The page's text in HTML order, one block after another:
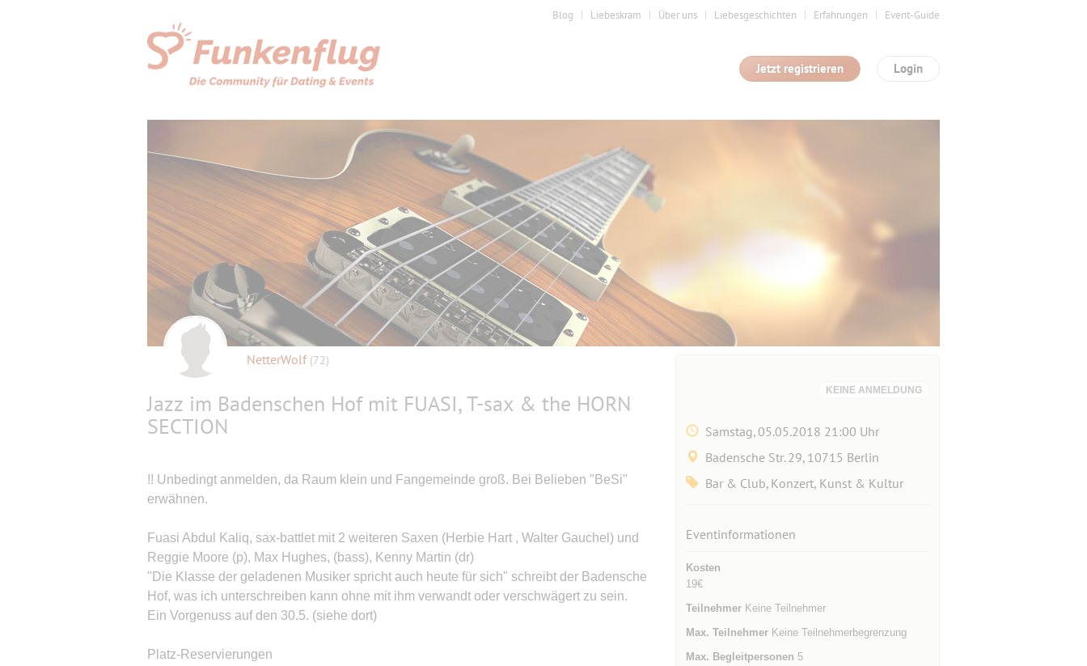
Blog Liebeskram Über uns Liebesgeschichten Erfahrungen Event-Guide
Login
Jetzt registrieren
NetterWolf (72)
Jazz im Badenschen Hof mit FUASI, T-sax & the HORN
SECTION
!! Unbedingt anmelden, da Raum klein und Fangemeinde groß. Bei Belieben "BeSi"
erwähnen.
Fuasi Abdul Kaliq, sax-battlet mit 2 weiteren Saxen (Herbie Hart , Walter Gauchel) und
Reggie Moore (p), Max Hughes, (bass), Kenny Martin (dr)
"Die Klasse der geladenen Musiker spricht auch heute für sich" schreibt der Badensche
Hof, was ich unterschreiben kann ohne mit ihm verwandt oder verschwägert zu sein.
Ein Vorgenuss auf den 30.5. (siehe dort)
Platz-Reservierungen
KEINE ANMELDUNG
Samstag, 05.05.2018 21:00 Uhr
Badensche Str. 29, 10715 Berlin
Bar & Club, Konzert, Kunst & Kultur
Eventinformationen
Kosten
19€
TeilnehmerKeine Teilnehmer
Max. TeilnehmerKeine Teilnehmerbegrenzung
Max. Begleitpersonen 5